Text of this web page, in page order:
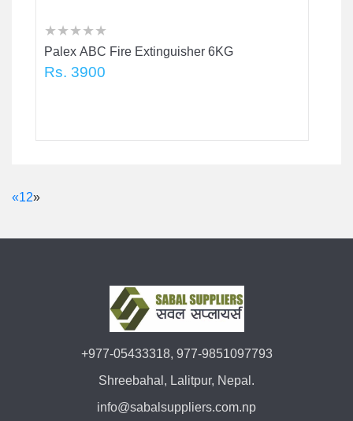
★
★ ★
★ ★ ★
★ ★ ★ ★
★ ★ ★ ★ ★
Palex ABC Fire Extinguisher 6KG
Rs. 3900
«12»
+977-05433318, 977-9851097793
Shreebahal, Lalitpur, Nepal.
info@sabalsuppliers.com.np